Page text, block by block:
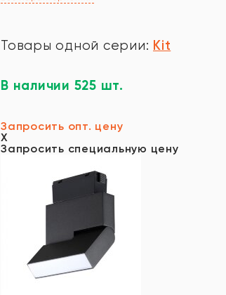
Товары одной серии: Kit
В наличии 525 шт.
Запросить опт. цену
X
Запросить специальную цену